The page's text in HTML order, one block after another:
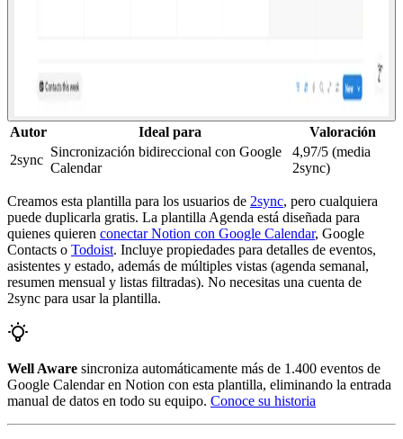
Autor Ideal para
Valoración
2sync
Sincronización bidireccional con Google
Calendar
4,97/5 (media
2sync)
Creamos esta plantilla para los usuarios de 2sync, pero cualquiera
puede duplicarla gratis. La plantilla Agenda está diseñada para
quienes quieren conectar Notion con Google Calendar, Google
Contacts o Todoist. Incluye propiedades para detalles de eventos,
asistentes y estado, además de múltiples vistas (agenda semanal,
resumen mensual y listas filtradas). No necesitas una cuenta de
2sync para usar la plantilla.
Well Aware sincroniza automáticamente más de 1.400 eventos de
Google Calendar en Notion con esta plantilla, eliminando la entrada
manual de datos en todo su equipo. Conoce su historia